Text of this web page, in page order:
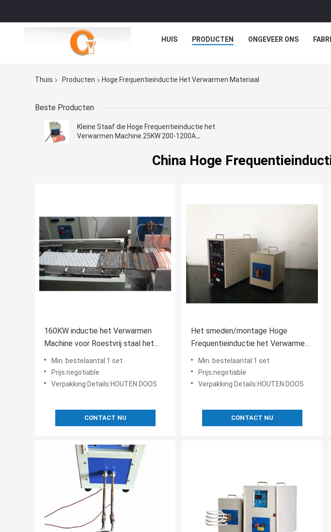
HUIS PRODUCTEN ONGEVEER ONS
Thuis Producten Hoge Frequentieinductie Het Verwarmen Materiaal
Beste Producten
Kleine Staaf die Hoge Frequentieinductie het
Verwarmen Machine 25KW 200-1200A
China Hoge
160KW inductie het Verwarmen
Machine voor Roestvrij staal het
online ontharden
Min. bestelaantal:1 set
Prijs:negotiable
Verpakking Details:HOUTEN DOOS
CONTACT NU
Het smeden/montage Hoge
Frequentieinductie het Verwarmen
Materiaalapparaat 30-80KHZ
Min. bestelaantal:1 set
Prijs:negotiable
Verpakking Details:HOUTEN DOOS
CONTACT NU